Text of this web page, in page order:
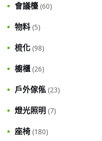
會議檯 (60)
物料 (5)
梳化 (98)
櫥櫃 (26)
戶外傢俬 (23)
燈光照明 (7)
座椅 (180)